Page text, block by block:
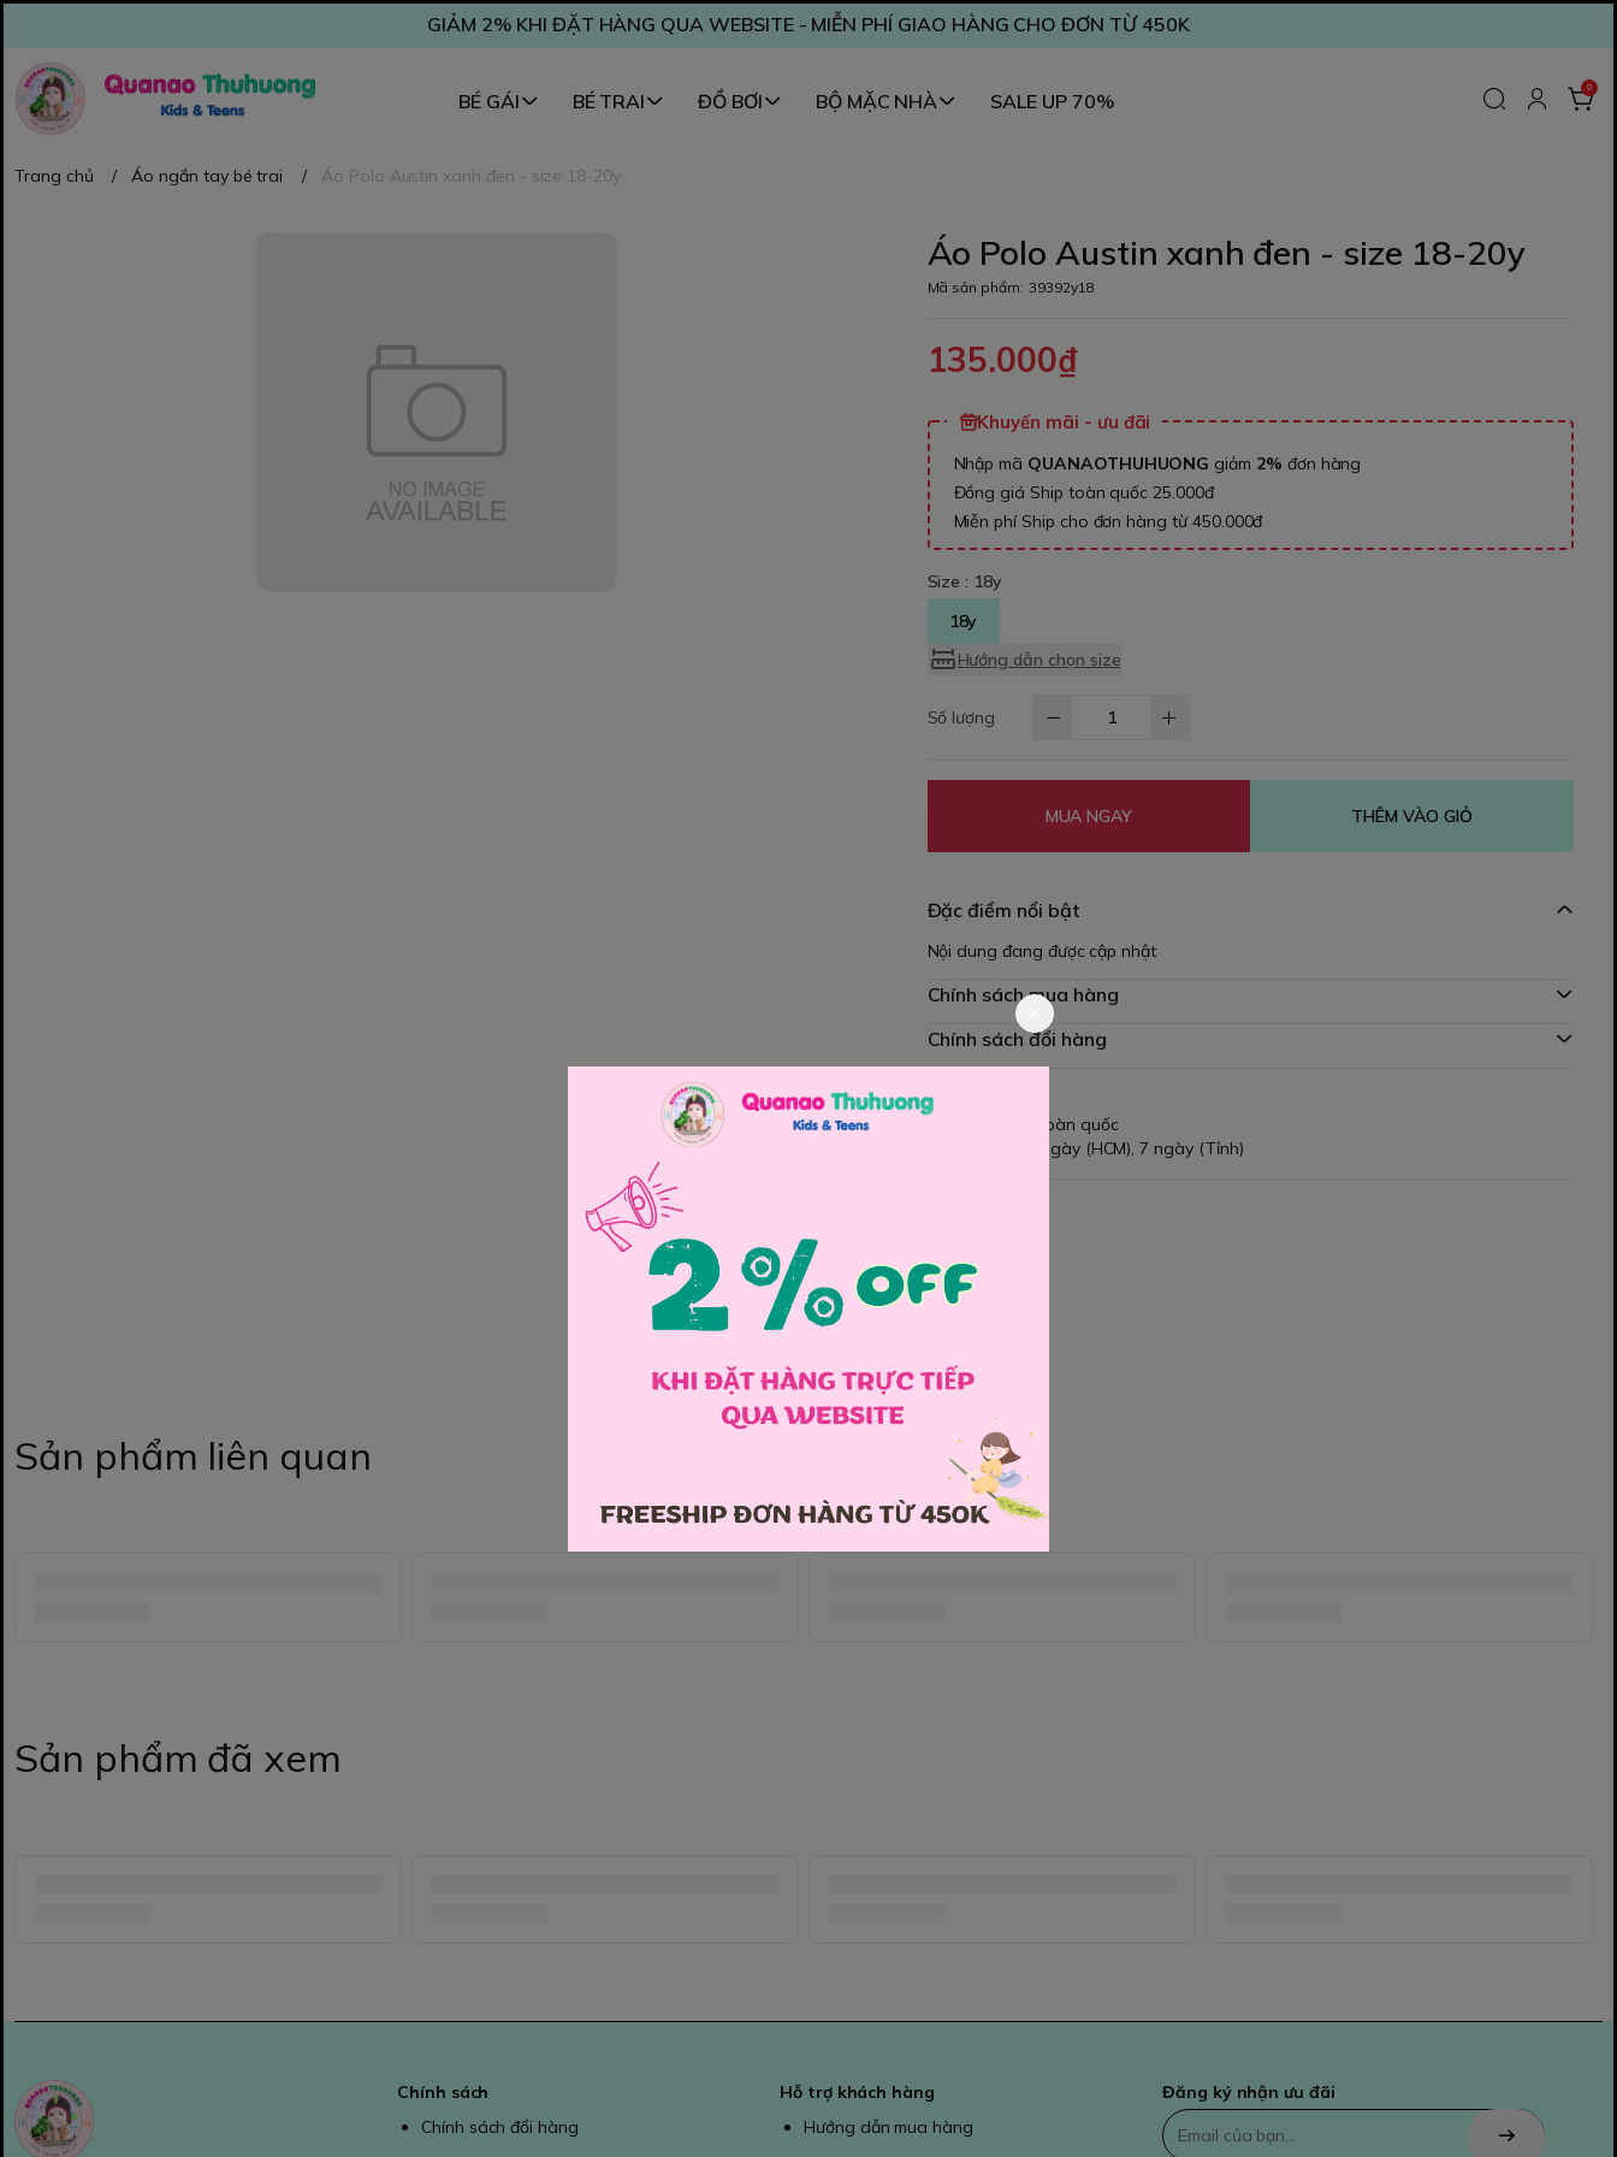
GIẢM 2% KHI ĐẶT HÀNG QUA WEBSITE - MIỄN PHÍ GIAO HÀNG CHO ĐƠN TỪ 450K
BÉ GÁI BÉ TRAI ĐỒ BƠI BỘ MẶC NHÀ SALE UP 70%
0
Trang chủ / Áo ngắn tay bé trai / Áo Polo Austin xanh đen - size 18-20y
Áo Polo Austin xanh đen - size 18-20y
Mã sản phẩm: 39392y18
135.000₫
Khuyến mãi - ưu đãi
Nhập mã QUANAOTHUHUONG giảm 2% đơn hàng
Đồng giá Ship toàn quốc 25.000đ
Miễn phí Ship cho đơn hàng từ 450.000đ
Size : 18y
18y
Hướng dẫn chọn size
Số lượng
MUA NGAY THÊM VÀO GIỎ
Đặc điểm nổi bật
Nội dung đang được cập nhật
Chính sách mua hàng
Chính sách đổi hàng
Giao hàng toàn quốc
Đổi hàng 3 ngày (HCM), 7 ngày (Tỉnh)
Sản phẩm liên quan
Sản phẩm đã xem
Chính sách
Chính sách đổi hàng
Hỗ trợ khách hàng
Hướng dẫn mua hàng
Đăng ký nhận ưu đãi